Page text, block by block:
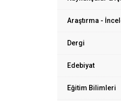
Araştırma -
Dergi
Edebiyat
Eğitim Bilimleri